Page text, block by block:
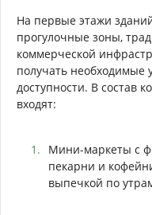
На первые этажи
прогулочные зоны,
коммерческой
получать необходимые
доступности. В состав
входят:
Мини-маркеты с
пекарни и
выпечкой по